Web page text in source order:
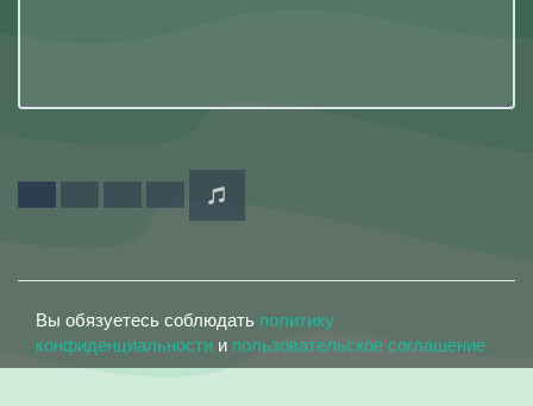
Вы обязуетесь соблюдать политику
конфиденциальности и пользовательское соглашение